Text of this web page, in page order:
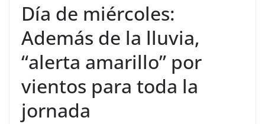
Día de miércoles:
Además de la lluvia,
“alerta amarillo” por
vientos para toda la
jornada